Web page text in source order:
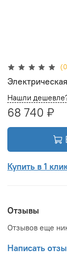
Нашли
68 740 ₽
Купить в 1
Отзывы
Отзывов еще
Написать